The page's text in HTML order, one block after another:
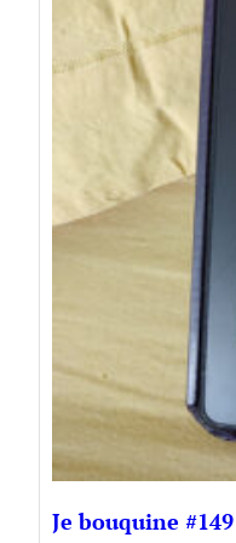
Je bouquine #149